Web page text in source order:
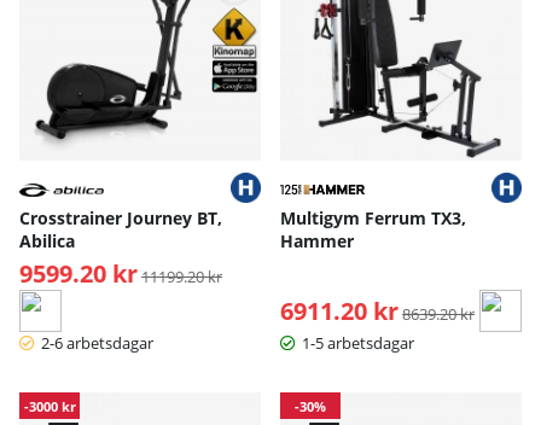
Crosstrainer Journey BT,
Abilica
9599.20 kr Ordinarie pris:
11199.20 kr
2-6 arbetsdagar
Multigym Ferrum TX3,
Hammer
6911.20 kr Ordinarie pris:
8639.20 kr
1-5 arbetsdagar
-3000 kr -30%